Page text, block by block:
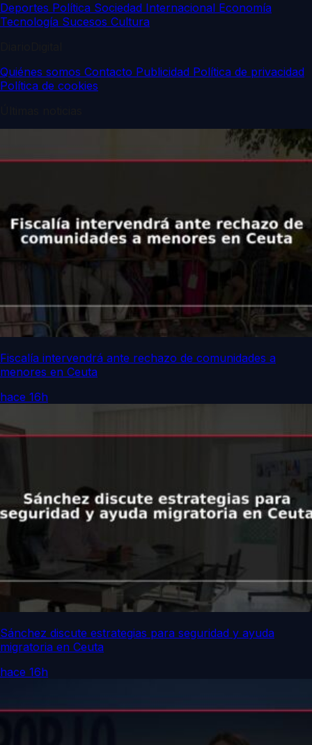
Deportes Política Sociedad Internacional Economía
Tecnología Sucesos Cultura
Quiénes somos Contacto Publicidad Política de privacidad
Política de cookies
Fiscalía intervendrá ante rechazo de comunidades a
menores en Ceuta
hace 16h
Sánchez discute estrategias para seguridad y ayuda
migratoria en Ceuta
hace 16h